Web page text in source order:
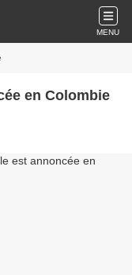
MENU
en Colombie